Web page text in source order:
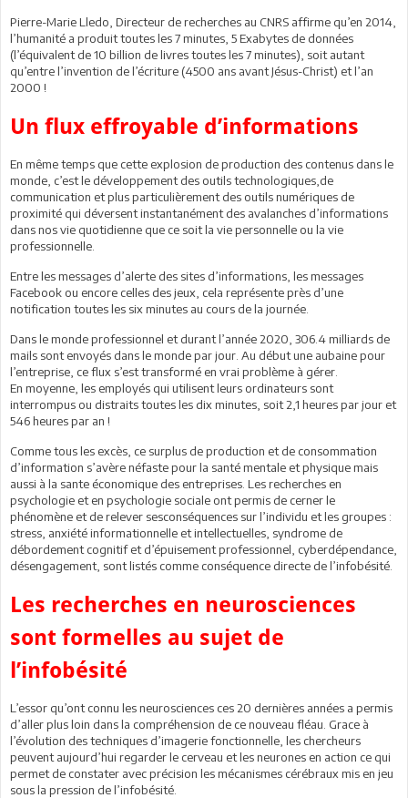
Pierre-Marie Lledo, Directeur de recherches au CNRS affirme qu’en 2014,
l’humanité a produit toutes les 7 minutes, 5 Exabytes de données
(l’équivalent de 10 billion de livres toutes les 7 minutes), soit autant
qu’entre l’invention de l’écriture (4500 ans avant Jésus-Christ) et l’an
2000 !
Un flux effroyable d’informations
En même temps que cette explosion de production des contenus dans le
monde, c’est le développement des outils technologiques,de
communication et plus particulièrement des outils numériques de
proximité qui déversent instantanément des avalanches d’informations
dans nos vie quotidienne que ce soit la vie personnelle ou la vie
professionnelle.
Entre les messages d’alerte des sites d’informations, les messages
Facebook ou encore celles des jeux, cela représente près d’une
notification toutes les six minutes au cours de la journée.
Dans le monde professionnel et durant l’année 2020, 306.4 milliards de
mails sont envoyés dans le monde par jour. Au début une aubaine pour
l’entreprise, ce flux s’est transformé en vrai problème à gérer.
En moyenne, les employés qui utilisent leurs ordinateurs sont
interrompus ou distraits toutes les dix minutes, soit 2,1 heures par jour et
546 heures par an !
Comme tous les excès, ce surplus de production et de consommation
d’information s’avère néfaste pour la santé mentale et physique mais
aussi à la sante économique des entreprises. Les recherches en
psychologie et en psychologie sociale ont permis de cerner le
phénomène et de relever sesconséquences sur l’individu et les groupes :
stress, anxiété informationnelle et intellectuelles, syndrome de
débordement cognitif et d’épuisement professionnel, cyberdépendance,
désengagement, sont listés comme conséquence directe de l’infobésité.
Les recherches en neurosciences
sont formelles au sujet de
l’infobésité
L’essor qu’ont connu les neurosciences ces 20 dernières années a permis
d’aller plus loin dans la compréhension de ce nouveau fléau. Grace à
l’évolution des techniques d’imagerie fonctionnelle, les chercheurs
peuvent aujourd’hui regarder le cerveau et les neurones en action ce qui
permet de constater avec précision les mécanismes cérébraux mis en jeu
sous la pression de l’infobésité.